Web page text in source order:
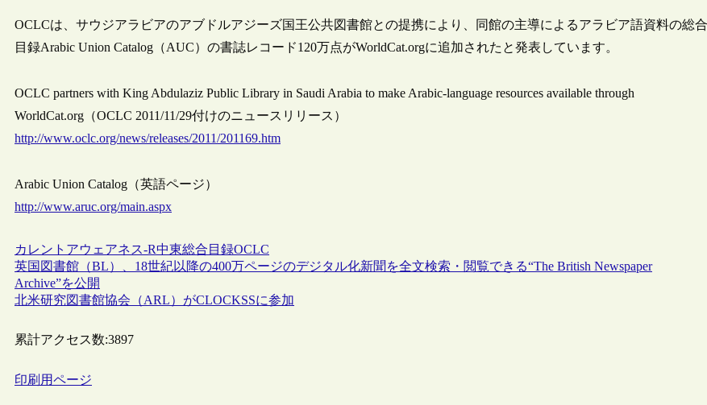
OCLCは、サウジアラビアのアブドルアジーズ国王公共図書館との提携により、同館の主導によるアラビア語資料の総合
目録Arabic Union Catalog（AUC）の書誌レコード120万点がWorldCat.orgに追加されたと発表しています。
OCLC partners with King Abdulaziz Public Library in Saudi Arabia to make Arabic-language resources available through
WorldCat.org（OCLC 2011/11/29付けのニュースリリース）
http://www.oclc.org/news/releases/2011/201169.htm
Arabic Union Catalog（英語ページ）
http://www.aruc.org/main.aspx
カレントアウェアネス-R中東総合目録OCLC
英国図書館（BL）、18世紀以降の400万ページのデジタル化新聞を全文検索・閲覧できる“The British Newspaper
Archive”を公開
北米研究図書館協会（ARL）がCLOCKSSに参加
累計アクセス数:3897
印刷用ページ